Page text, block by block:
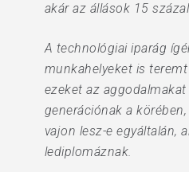
akár az állások 15
A technológiai iparág
munkahelyeket is
ezeket az
generációnak a
vajon lesz-e egyáltalán,
lediplomáznak.